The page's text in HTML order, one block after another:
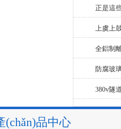
正確安
正是這
效低噪
上虞上
機(jī)：
全鋁制
(jī)的定
防腐玻
在安裝
380v隧
管道式
(chǎn)品中心